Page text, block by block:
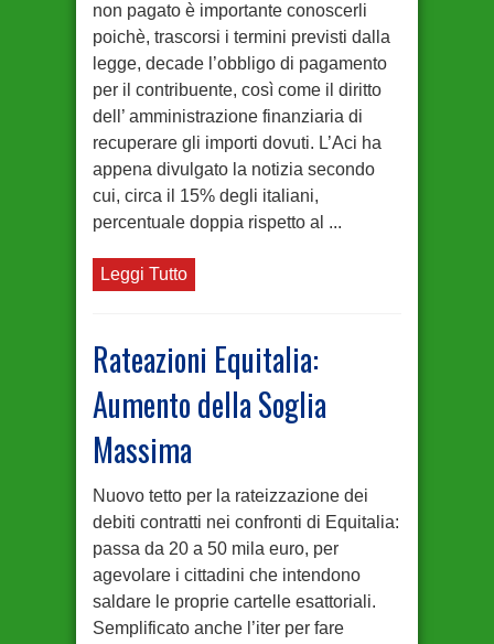
non pagato è importante conoscerli
poichè, trascorsi i termini previsti dalla
legge, decade l’obbligo di pagamento
per il contribuente, così come il diritto
dell’ amministrazione finanziaria di
recuperare gli importi dovuti. L’Aci ha
appena divulgato la notizia secondo
cui, circa il 15% degli italiani,
percentuale doppia rispetto al ...
Leggi Tutto
Rateazioni Equitalia:
Aumento della Soglia
Massima
Nuovo tetto per la rateizzazione dei
debiti contratti nei confronti di Equitalia:
passa da 20 a 50 mila euro, per
agevolare i cittadini che intendono
saldare le proprie cartelle esattoriali.
Semplificato anche l’iter per fare